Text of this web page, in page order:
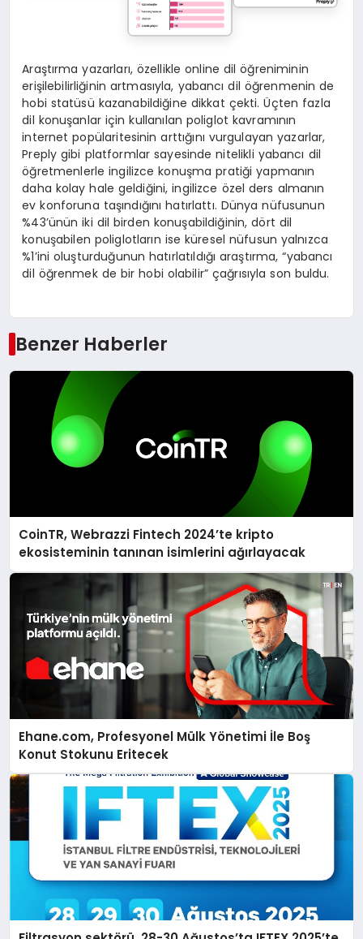
Araştırma yazarları, özellikle online dil öğreniminin
erişilebilirliğinin artmasıyla, yabancı dil öğrenmenin de
hobi statüsü kazanabildiğine dikkat çekti. Üçten fazla
dil konuşanlar için kullanılan poliglot kavramının
internet popülaritesinin arttığını vurgulayan yazarlar,
Preply gibi platformlar sayesinde nitelikli yabancı dil
öğretmenlerle ingilizce konuşma pratiği yapmanın
daha kolay hale geldiğini, ingilizce özel ders almanın
ev konforuna taşındığını hatırlattı. Dünya nüfusunun
%43’ünün iki dil birden konuşabildiğinin, dört dil
konuşabilen poliglotların ise küresel nüfusun yalnızca
%1’ini oluşturduğunun hatırlatıldığı araştırma, “yabancı
dil öğrenmek de bir hobi olabilir” çağrısıyla son buldu.
Benzer Haberler
CoinTR, Webrazzi Fintech 2024’te kripto
ekosisteminin tanınan isimlerini ağırlayacak
Ehane.com, Profesyonel Mülk Yönetimi İle Boş
Konut Stokunu Eritecek